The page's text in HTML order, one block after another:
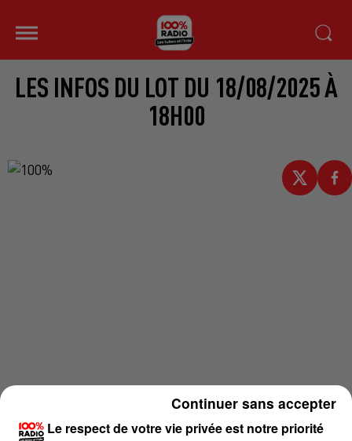
LES INFOS DU LOT DU 18/08/2025 À
18H00
Le respect de votre vie privée est notre priorité
Continuer sans accepter